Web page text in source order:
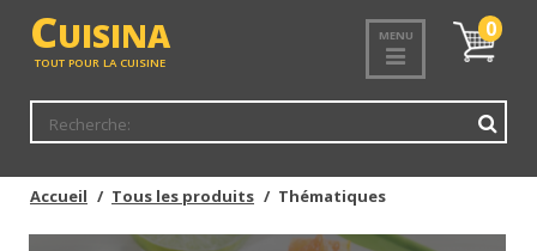
CUISINA
TOUT POUR LA CUISINE
MENU
Mon
panier
0
Accueil Tous les produits Thématiques